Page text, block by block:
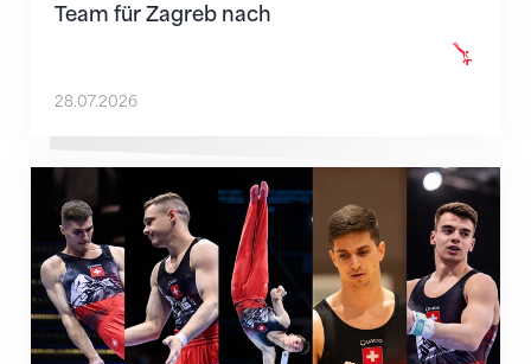
Team für Zagreb nach
28.07.2026
Männer-Team für die EM in Zagreb nominiert